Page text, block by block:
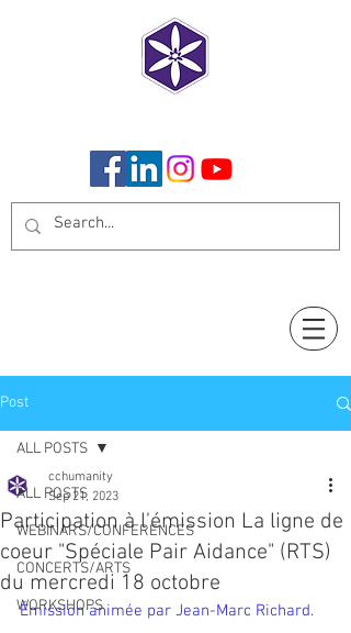
Post
ALL POSTS
WEBINARS/CONFERENCES
CONCERTS/ARTS
WORKSHOPS
ALL POSTS
Participation à l'émission La ligne de
coeur "Spéciale Pair Aidance" (RTS)
du mercredi 18 octobre
cchumanity
Sep 21, 2023
Émission animée par Jean-Marc Richard.